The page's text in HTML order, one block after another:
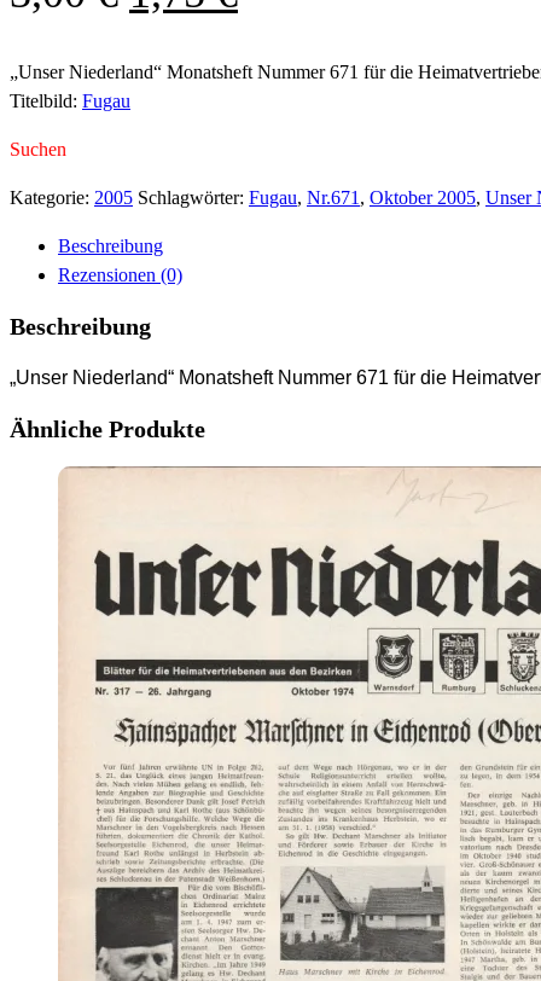
war:
3,00 €
ist:
„Unser Niederland“ Monatsheft Nummer 671 für die
Titelbild: Fugau
Suchen
Kategorie: 2005 Schlagwörter: Fugau, Nr.671 , Oktober 2005, Unser
Beschreibung
Rezensionen (0)
Beschreibung
„Unser Niederland“ Monatsheft Nummer 671 für die
Ähnliche Produkte